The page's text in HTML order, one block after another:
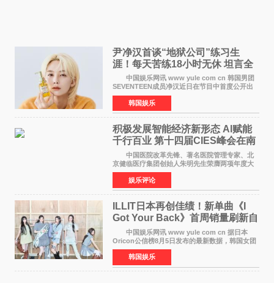
尹净汉首谈“地狱公司”练习生
涯！每天苦练18小时无休 坦言全
靠成员撑过来
中国娱乐网讯 www yule com cn 韩国男团
SEVENTEEN成员净汉近日在节目中首度公开出
道前的残酷练习生经历，并提及经纪公司Pledis
娱乐，引发广泛关注。 在8月2日播出的日本
TBS综艺节目《周
韩国娱乐
积极发展智能经济新形态 Al赋能
千行百业 第十四届CIES峰会在南
京盛大召开
中国医院改革先锋、著名医院管理专家、北
京健临医疗集团创始人朱明先生荣膺两项年度大
奖 2026年7月31日，盛夏金陵，长江之畔，
以重落地·真务实·强链接为主题的2026&lsquo;人
工智能+&rsquo
娱乐评论
ILLIT日本再创佳绩！新单曲《I
Got Your Back》首周销量刷新自
身纪录
中国娱乐网讯 www yule com cn 据日本
Oricon公信榜8月5日发布的最新数据，韩国女团
ILLIT在日本发行的第二张单曲《I Got Your
Back》首周销量达到71,009张，成功跻身最新一
期周单曲排行
韩国娱乐